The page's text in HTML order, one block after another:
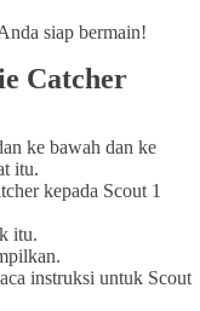
siap bermain!
Catcher
ke bawah dan ke
itu.
kepada Scout 1
itu.
instruksi untuk Scout